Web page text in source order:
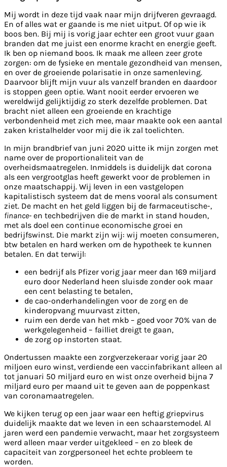
Mij wordt in deze tijd vaak naar mijn drijfveren gevraagd.
En of alles wat er gaande is me niet uitput. Of op wie ik
boos ben. Bij mij is vorig jaar echter een groot vuur gaan
branden dat me juist een enorme kracht en energie geeft.
Ik ben op niemand boos. Ik maak me alleen zeer grote
zorgen: om de fysieke en mentale gezondheid van mensen,
en over de groeiende polarisatie in onze samenleving.
Daarvoor blijft mijn vuur als vanzelf branden en daardoor
is stoppen geen optie. Want nooit eerder ervoeren we
wereldwijd gelijktijdig zo sterk dezelfde problemen. Dat
bracht niet alleen een groeiende en krachtige
verbondenheid met zich mee, maar maakte ook een aantal
zaken kristalhelder voor mij die ik zal toelichten.
In mijn brandbrief van juni 2020 uitte ik mijn zorgen met
name over de proportionaliteit van de
overheidsmaatregelen. Inmiddels is duidelijk dat corona
als een vergrootglas heeft gewerkt voor de problemen in
onze maatschappij. Wij leven in een vastgelopen
kapitalistisch systeem dat de mens vooral als consument
ziet. De macht en het geld liggen bij de farmaceutische-,
finance- en techbedrijven die de markt in stand houden,
met als doel een continue economische groei en
bedrijfswinst. Die markt zijn wij: wij moeten consumeren,
btw betalen en hard werken om de hypotheek te kunnen
betalen. En dat terwijl:
een bedrijf als Pfizer vorig jaar meer dan 169 miljard
euro door Nederland heen sluisde zonder ook maar
een cent belasting te betalen,
de cao-onderhandelingen voor de zorg en de
kinderopvang muurvast zitten,
ruim een derde van het mkb – goed voor 70% van de
werkgelegenheid – failliet dreigt te gaan,
de zorg op instorten staat.
Ondertussen maakte een zorgverzekeraar vorig jaar 20
miljoen euro winst, verdiende een vaccinfabrikant alleen al
tot januari 50 miljard euro en wist onze overheid bijna 7
miljard euro per maand uit te geven aan de poppenkast
van coronamaatregelen.
We kijken terug op een jaar waar een heftig griepvirus
duidelijk maakte dat we leven in een schaarstemodel. Al
jaren werd een pandemie verwacht, maar het zorgsysteem
werd alleen maar verder uitgekleed – en zo bleek de
capaciteit van zorgpersoneel het echte probleem te
worden.